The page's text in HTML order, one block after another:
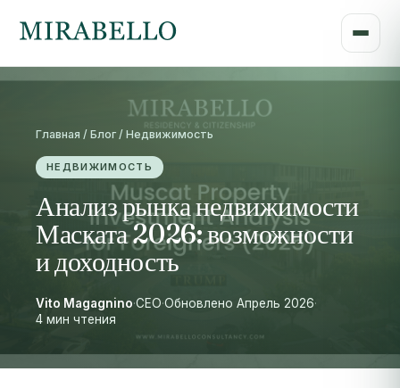
Главная / Блог / Недвижимость
НЕДВИЖИМОСТЬ
Анализ рынка недвижимости
Маската 2026: возможности
и доходность
Vito Magagnino·CEO·Обновлено Апрель 2026·
4 мин чтения